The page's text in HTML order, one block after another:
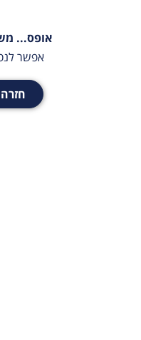
אופס...
אפשר